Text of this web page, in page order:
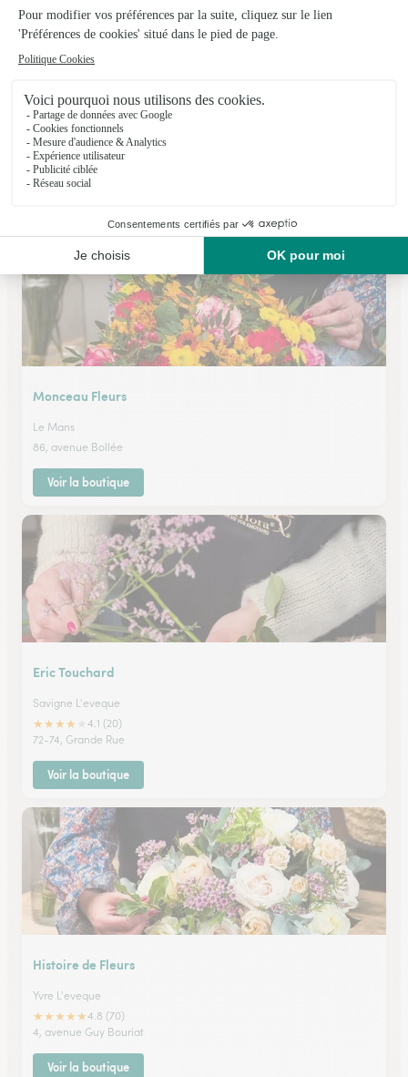
Atelier Armelle Alleton
Le Mans
★★★★★4.7 (254)
24, rue Jankowsky
Monceau Fleurs
Le Mans
86, avenue Bollée
Voir la boutique
Eric Touchard
Savigne L'eveque
★★★★
4.1 (20)
72-74, Grande Rue
Voir la boutique
Histoire de Fleurs
Yvre L'eveque
★★★★★4.8 (70)
4, avenue Guy Bouriat
Voir la boutique